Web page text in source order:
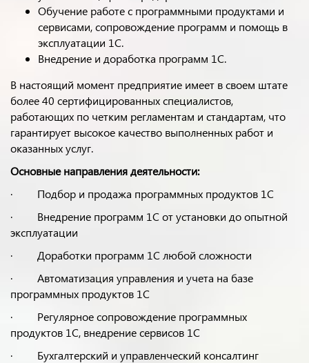
Обучение работе с программными продуктами и
сервисами, сопровождение программ и помощь в
эксплуатации 1С.
Внедрение и доработка программ 1С.
В настоящий момент предприятие имеет в своем штате
более 40 сертифицированных специалистов,
работающих по четким регламентам и стандартам, что
гарантирует высокое качество выполненных работ и
оказанных услуг.
Основные направления деятельности:
· Подбор и продажа программных продуктов 1C
· Внедрение программ 1С от установки до опытной
эксплуатации
· Доработки программ 1С любой сложности
· Автоматизация управления и учета на базе
программных продуктов 1С
· Регулярное сопровождение программных
продуктов 1С, внедрение сервисов 1С
· Бухгалтерский и управленческий консалтинг